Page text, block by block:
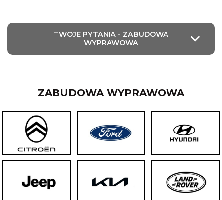
TWOJE PYTANIA - ZABUDOWA
WYPRAWOWA
ZABUDOWA WYPRAWOWA